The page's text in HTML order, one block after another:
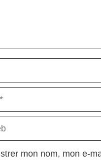
mon nom, mon e-